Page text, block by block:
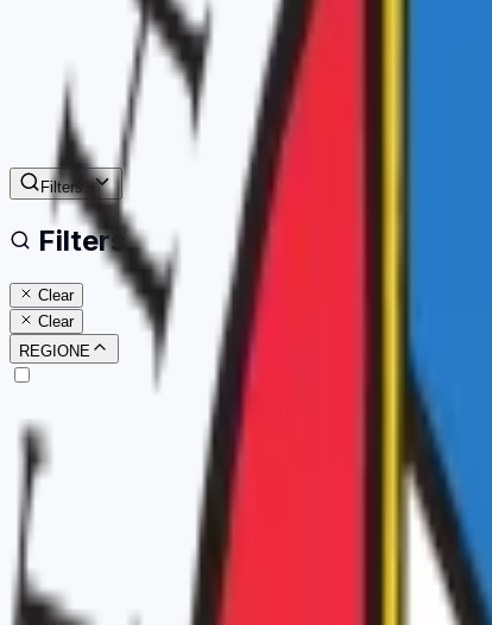
Filters 1
Filters
Clear
Clear
REGIONE